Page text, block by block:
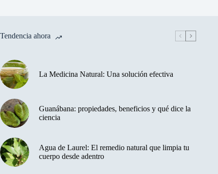
Tendencia ahora
La Medicina Natural: Una solución efectiva
Guanábana: propiedades, beneficios y qué dice la
ciencia
Agua de Laurel: El remedio natural que limpia tu
cuerpo desde adentro